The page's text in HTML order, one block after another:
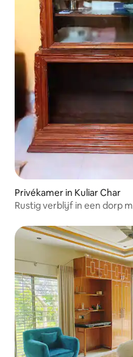
Privékamer in Kuliar Char
Rustig verblijf in een dorp